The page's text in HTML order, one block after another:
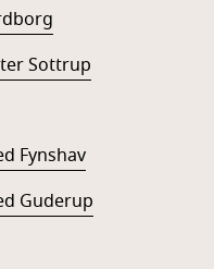
Sottrup
Fynshav
Guderup